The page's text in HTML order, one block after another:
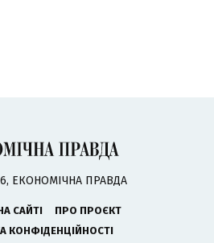
ЕКОНОМІЧНА ПРАВДА
САЙТІ
ПРО ПРОЄКТ
КОНФІДЕНЦІЙНОСТІ